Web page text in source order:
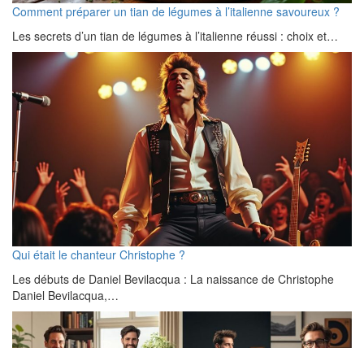
Comment préparer un tian de légumes à l’italienne savoureux ?
Les secrets d’un tian de légumes à l’italienne réussi : choix et…
Qui était le chanteur Christophe ?
Les débuts de Daniel Bevilacqua : La naissance de Christophe
Daniel Bevilacqua,…